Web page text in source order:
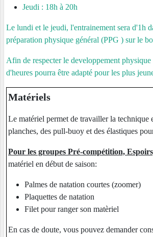
Jeudi : 18h à 20h
Le lundi et le jeudi, l'entrainement sera d'1h
préparation physique général (PPG ) sur le
Afin de respecter le developpement
d'heures pourra être adapté pour les plus
Matériels
Le matériel permet de travailler la
planches, des pull-buoy et des élastiques
Pour les groupes Pré-compétition,
matériel en début de saison:
Palmes de natation courtes (zoomer)
Plaquettes de natation
Filet pour ranger son matèriel
En cas de doute, vous pouvez demander